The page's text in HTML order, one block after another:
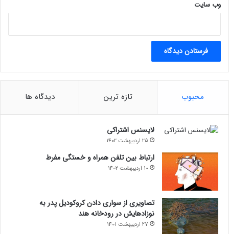
تمیزی موبایل
وب‌ سایت
محبوب تازه ترین دیدگاه ها
لایسنس اشتراکی
25 اردیبهشت 1402
ارتباط بین تلفن همراه و خستگی مفرط
10 اردیبهشت 1402
تصاویری از سواری دادن کروکودیل پدر به
نوزادهایش در رودخانه هند
27 اردیبهشت 1401